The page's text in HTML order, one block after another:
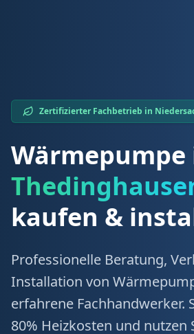
Zertifizierter Fachbetrieb in
Wärmepumpe
kaufen &
Professionelle Beratung,
Installation von
erfahrene Fachhandwerker.
80% Heizkosten und nutzen